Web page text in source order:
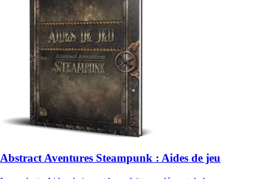
Abstract Aventures Steampunk : Aides de jeu